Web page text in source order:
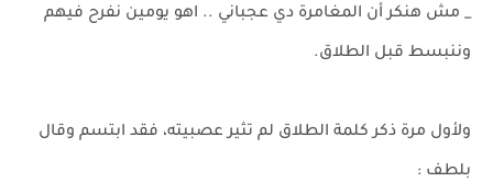
_ مش هنكر أن المغامرة دي عجباني .. اهو يومين نفرح فيهم
وننبسط قبل الطلاق.
ولأول مرة ذكر كلمة الطلاق لم تثير عصبيته، فقد ابتسم وقال
بلطف :